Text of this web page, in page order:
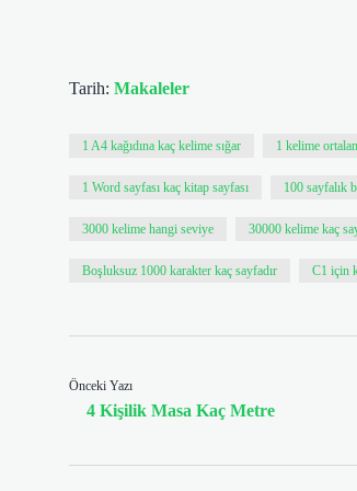
Tarih: Makaleler
1 A4 kağıdına kaç kelime sığar 1 kelime
1 Word sayfası kaç kitap sayfası 100 sayfalık
3000 kelime hangi seviye 30000 kelime kaç
Boşluksuz 1000 karakter kaç sayfadır C1 için
Önceki Yazı
4 Kişilik Masa Kaç Metre